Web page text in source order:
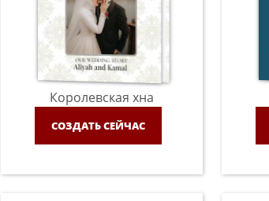
Королевская хна
СОЗДАТЬ СЕЙЧАС